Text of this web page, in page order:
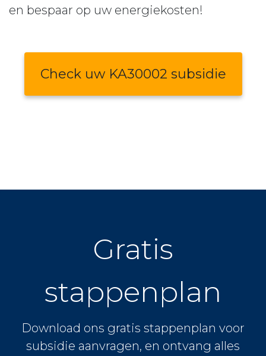
en bespaar op uw energiekosten!
Check uw KA30002 subsidie
Gratis
stappenplan
Download ons gratis stappenplan voor
subsidie aanvragen, en ontvang alles